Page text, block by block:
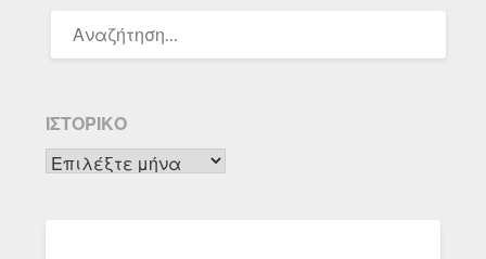
ΓΙΑ:
ΙΣΤΟΡΙΚΌ
Ιστορικό